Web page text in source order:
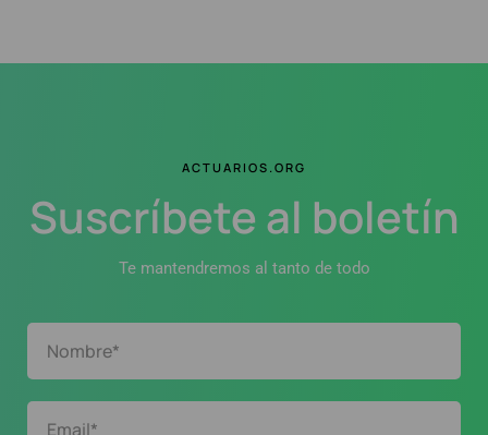
ACTUARIOS.ORG
Suscríbete al boletín
Te mantendremos al tanto de todo